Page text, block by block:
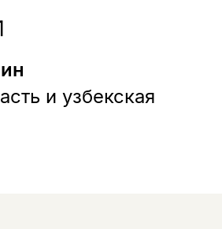
и узбекская